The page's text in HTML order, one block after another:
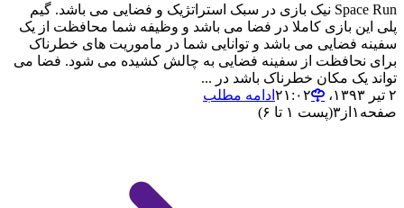
Space Run نیک بازی در سبک استراتژیک و فضایی می باشد. گیم
پلی این بازی کاملا در فضا می باشد و وظیفه شما محافظت از یک
سفینه فضایی می باشد و توانایی شما در ماموریت های خطرناک
برای نحافظت از سفینه فضایی به چالش کشیده می شود. فضا می
تواند یک مکان خطرناک باشد در ...
۲ تیر ۱۳۹۳،‏ ۲۱:۰۲
ادامه مطلب
صفحه ۱ از ۳(پست ۱ تا ۶)